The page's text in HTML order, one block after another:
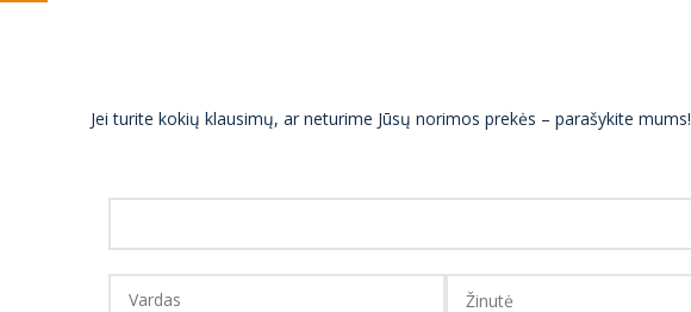
Jei turite kokių klausimų, ar neturime Jūsų norimos prekės – parašykite mums!